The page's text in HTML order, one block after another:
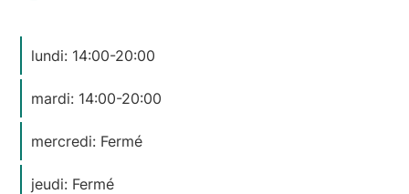
lundi: 14:00-20:00
mardi: 14:00-20:00
mercredi: Fermé
jeudi: Fermé